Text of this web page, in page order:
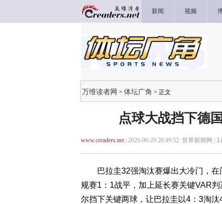
新闻 视频
万维读者网 > 体坛广角 > 正文
点球大战挡下德
www.creaders.net| 2026-06-29 20:49:52 世界新闻网 | 1
巴拉圭32强淘汰赛爆出大冷门，在
规赛1：1战平，加上延长赛关键VAR
尔挡下关键两球，让巴拉圭以4：3淘汰